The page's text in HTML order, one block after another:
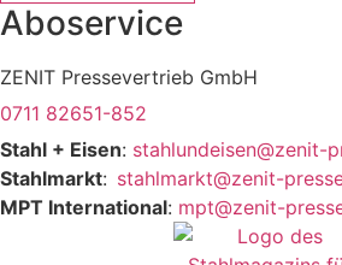
Aboservice
ZENIT Pressevertrieb GmbH
0711 82651-852
Stahl + Eisen: stahlundeisen@zenit-
Stahlmarkt: stahlmarkt@zenit-
MPT International: mpt@zenit-